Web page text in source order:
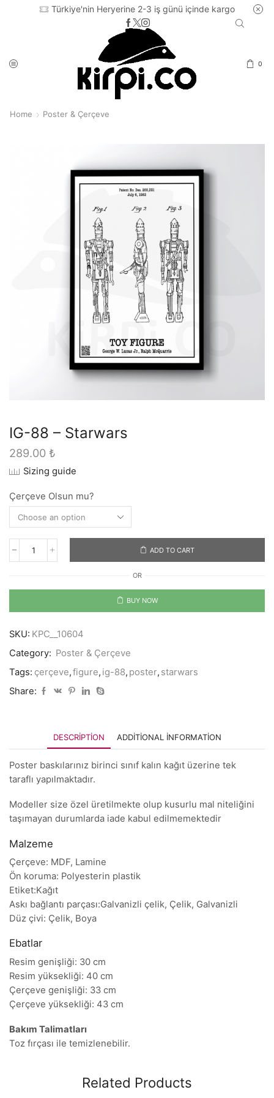
Türkiye'nin Heryerine 2-3 iş günü içinde kargo
0
Home Poster & Çerçeve
IG-88 – Starwars
289.00 ₺
Sizing guide
Çerçeve Olsun mu?
IG-
Starwars
ADD TO CART
OR
BUY NOW
SKU: KPC__10604
Category: Poster & Çerçeve
Tags: çerçeve,figure, ig-88, poster, starwars
Share:
DESCRIPTION ADDITIONAL INFORMATION
Poster baskılarınız birinci sınıf kalın kağıt üzerine tek
taraflı yapılmaktadır.
Modeller size özel üretilmekte olup kusurlu mal niteliğini
taşımayan durumlarda iade kabul edilmemektedir
Malzeme
Çerçeve: MDF, Lamine
Ön koruma: Polyesterin plastik
Etiket:Kağıt
Askı bağlantı parçası:Galvanizli çelik, Çelik, Galvanizli
Düz çivi: Çelik, Boya
Ebatlar
Resim genişliği: 30 cm
Resim yüksekliği: 40 cm
Çerçeve genişliği: 33 cm
Çerçeve yüksekliği: 43 cm
Bakım Talimatları
Toz fırçası ile temizlenebilir.
Related Products